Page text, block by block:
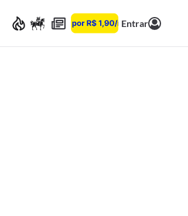
Entrar